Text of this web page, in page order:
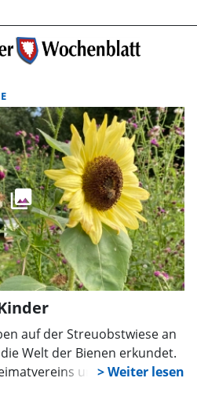
auf der Streuobstwiese an
Welt der Bienen erkundet.
und der